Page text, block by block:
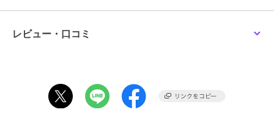
※サイズ感には個人差がある為、ご参考程度にお考え下さい。
ブランド ハスキー
ハスキー
レビュー・口コミ